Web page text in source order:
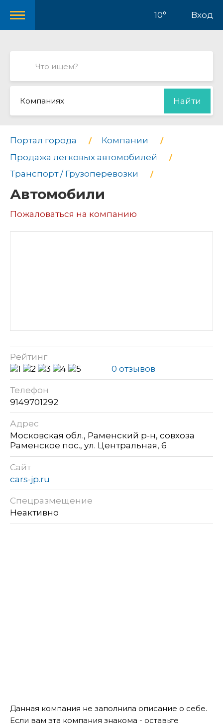
10° Вход
Компаниях Найти
Портал города
Компании
Продажа легковых автомобилей
Транспорт / Грузоперевозки
Автомобили
Пожаловаться на компанию
Рейтинг
0 отзывов
Телефон
9149701292
Адрес
Московская обл., Раменский р-н, совхоза
Раменское пос., ул. Центральная, 6
Сайт
cars-jp.ru
Спецразмещение
Неактивно
Данная компания не заполнила описание о себе.
Если вам эта компания знакома - оставьте